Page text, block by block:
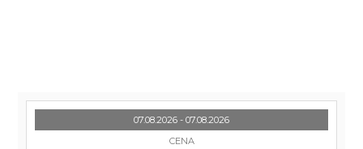
07.08.2026 - 07.08.2026
CENA